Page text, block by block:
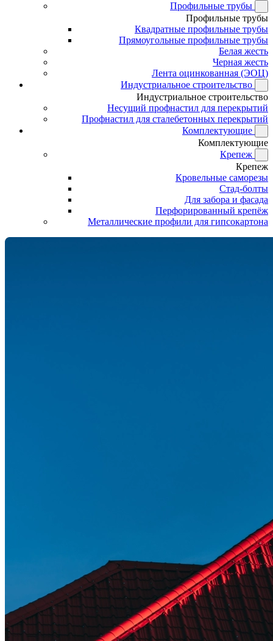
Профильные трубы
Профильные трубы
Квадратные профильные трубы
Прямоугольные профильные трубы
Белая жесть
Черная жесть
Лента оцинкованная (ЭОЦ)
Индустриальное строительство
Индустриальное строительство
Несущий профнастил для перекрытий
Профнастил для сталебетонных перекрытий
Комплектующие
Комплектующие
Крепеж
Крепеж
Кровельные саморезы
Стад-болты
Для забора и фасада
Перфорированный крепёж
Металлические профили для гипсокартона